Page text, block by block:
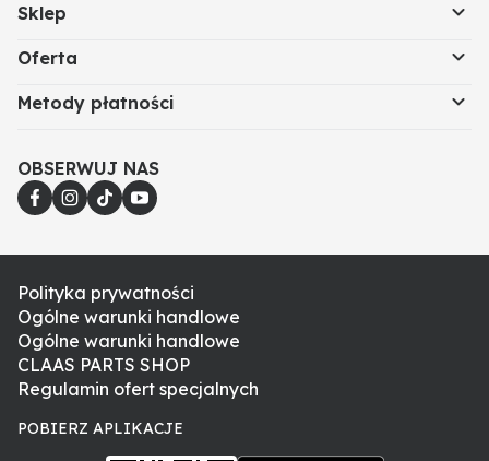
Sklep
Oferta
Metody płatności
OBSERWUJ NAS
Polityka prywatności
Ogólne warunki handlowe
Ogólne warunki handlowe
CLAAS PARTS SHOP
Regulamin ofert specjalnych
POBIERZ APLIKACJE